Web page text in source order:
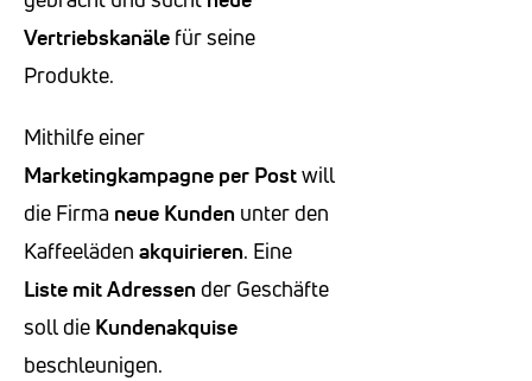
Vertriebskanäle für seine
Produkte.
Mithilfe einer
Marketingkampagne per Postwill
die Firma neue Kunden unter den
Kaffeeläden akquirieren. Eine
Liste mit Adressen der Geschäfte
soll die Kundenakquise
beschleunigen.